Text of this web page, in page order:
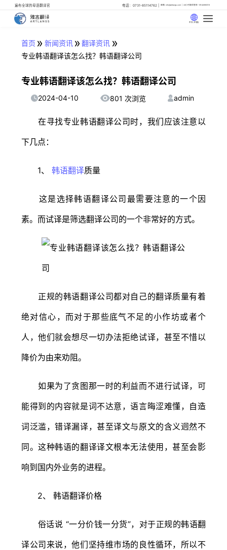
遍布全球的母语翻译官 电话：0731-85114762 邮箱: info@artlangs.com 24小时翻译管家: 18142666316
中文 (中国)
首页 » 新闻资讯» 翻译资讯 »
专业韩语翻译该怎么找？韩语翻译公司
专业韩语翻译该怎么找？韩语翻译公司
2024-04-10 801 次浏览 admin
在寻找专业韩语翻译公司时，我们应该注意以
下几点：
1、 韩语翻译质量
这是选择韩语翻译公司最需要注意的一个因
素。而试译是筛选翻译公司的一个非常好的方式。
正规的韩语翻译公司都对自己的翻译质量有着
绝对信心，而对于那些底气不足的小作坊或者个
人，他们就会想尽一切办法拒绝试译，甚至不惜以
降价为由来劝阻。
如果为了贪图那一时的利益而不进行试译，可
能得到的内容就是词不达意，语言晦涩难懂，自造
词泛滥，错译漏译，甚至译文与原文的含义迥然不
同。这种韩语的翻译译文根本无法使用，甚至会影
响到国内外业务的进程。
2、 韩语翻译价格
俗话说 “一分价钱一分货”，对于正规的韩语翻
译公司来说，他们坚持维市场的良性循环，所以不